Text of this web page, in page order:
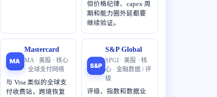
但价格纪律、capex 周
期和能力圈外延都要
继续验证。
MA
Mastercard
MA · 美股 · 核心
· 全球支付网络
与 Visa 类似的全球支
付收费站，跨境恢复
S&P
S&P Global
SPGI · 美股 · 核
心 · 金融数据 / 评
级
评级、指数和数据业